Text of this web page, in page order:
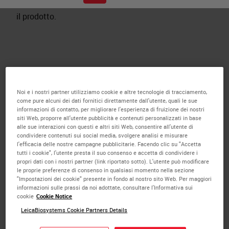
certificati e le registrazioni per i siti in cui produciamo
il prodotto.
Leica Biosystems Melbourne
ISO 13485:2016
MDSAP ISO 13485:2016
2024 Gender Pay Gap Employer Statement
2025 Gender Pay Gap Employer Statement
Leica Biosystems Newcastle
ISO 13485
BSI Cert#MD 595831 PSA.CMV
Noi e i nostri partner utilizziamo cookie e altre tecnologie di tracciamento,
come pure alcuni dei dati fornitici direttamente dall'utente, quali le sue
informazioni di contatto, per migliorare l'esperienza di fruizione dei nostri
siti Web, proporre all'utente pubblicità e contenuti personalizzati in base
alle sue interazioni con questi e altri siti Web, consentire all'utente di
condividere contenuti sui social media, svolgere analisi e misurare
l'efficacia delle nostre campagne pubblicitarie. Facendo clic su "Accetta
tutti i cookie", l'utente presta il suo consenso e accetta di condividere i
propri dati con i nostri partner (link riportato sotto). L'utente può modificare
le proprie preferenze di consenso in qualsiasi momento nella sezione
"Impostazioni dei cookie" presente in fondo al nostro sito Web. Per maggiori
informazioni sulle prassi da noi adottate, consultare l'Informativa sui
cookie Cookie Notice
LeicaBiosystems Cookie Partners Details